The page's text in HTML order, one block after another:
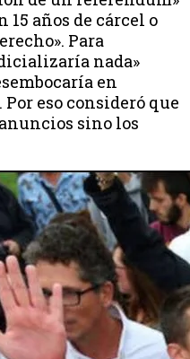
15 años de cárcel o
Para
nada»
en
eso consideró que
sino los